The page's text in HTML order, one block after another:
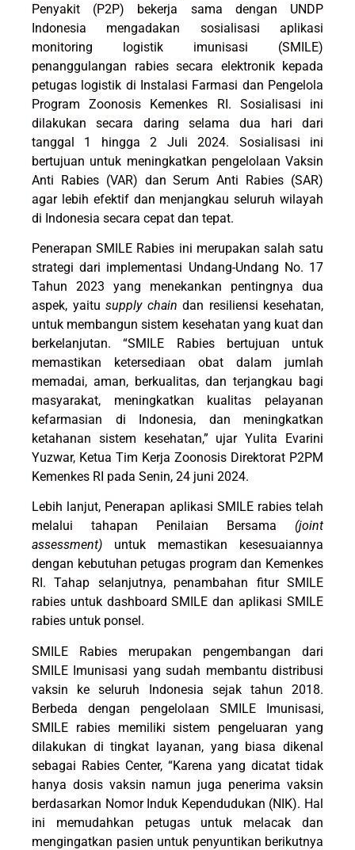
Penyakit (P2P) bekerja sama dengan UNDP
Indonesia mengadakan sosialisasi aplikasi
monitoring logistik imunisasi (SMILE)
penanggulangan rabies secara elektronik kepada
petugas logistik di Instalasi Farmasi dan Pengelola
Program Zoonosis Kemenkes RI. Sosialisasi ini
dilakukan secara daring selama dua hari dari
tanggal 1 hingga 2 Juli 2024. Sosialisasi ini
bertujuan untuk meningkatkan pengelolaan Vaksin
Anti Rabies (VAR) dan Serum Anti Rabies (SAR)
agar lebih efektif dan menjangkau seluruh wilayah
di Indonesia secara cepat dan tepat.
Penerapan SMILE Rabies ini merupakan salah satu
strategi dari implementasi Undang-Undang No. 17
Tahun 2023 yang menekankan pentingnya dua
aspek, yaitu supply chain dan resiliensi kesehatan,
untuk membangun sistem kesehatan yang kuat dan
berkelanjutan. “SMILE Rabies bertujuan untuk
memastikan ketersediaan obat dalam jumlah
memadai, aman, berkualitas, dan terjangkau bagi
masyarakat, meningkatkan kualitas pelayanan
kefarmasian di Indonesia, dan meningkatkan
ketahanan sistem kesehatan,” ujar Yulita Evarini
Yuzwar, Ketua Tim Kerja Zoonosis Direktorat P2PM
Kemenkes RI pada Senin, 24 juni 2024.
Lebih lanjut, Penerapan aplikasi SMILE rabies telah
melalui tahapan Penilaian Bersama (joint
assessment) untuk memastikan kesesuaiannya
dengan kebutuhan petugas program dan Kemenkes
RI. Tahap selanjutnya, penambahan fitur SMILE
rabies untuk dashboard SMILE dan aplikasi SMILE
rabies untuk ponsel.
SMILE Rabies merupakan pengembangan dari
SMILE Imunisasi yang sudah membantu distribusi
vaksin ke seluruh Indonesia sejak tahun 2018.
Berbeda dengan pengelolaan SMILE Imunisasi,
SMILE rabies memiliki sistem pengeluaran yang
dilakukan di tingkat layanan, yang biasa dikenal
sebagai Rabies Center, “Karena yang dicatat tidak
hanya dosis vaksin namun juga penerima vaksin
berdasarkan Nomor Induk Kependudukan (NIK). Hal
ini memudahkan petugas untuk melacak dan
mengingatkan pasien untuk penyuntikan berikutnya